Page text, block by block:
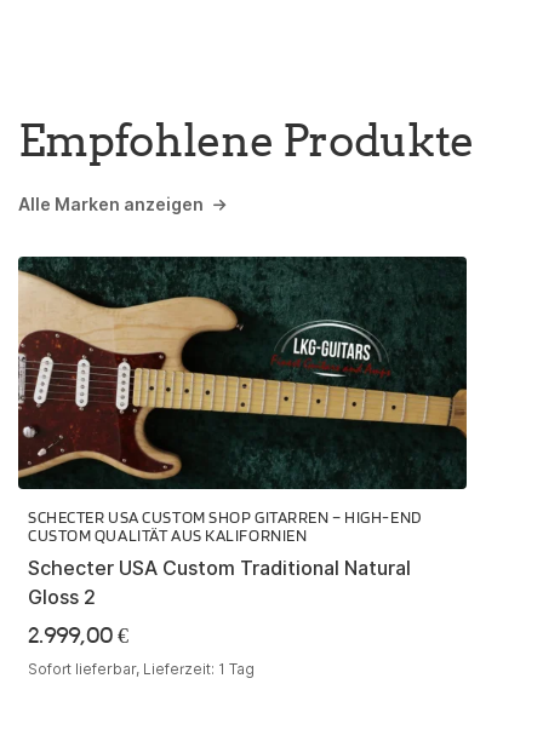
Empfohlene Produkte
Alle Marken anzeigen
SCHECTER USA CUSTOM SHOP GITARREN – HIGH-END
CUSTOM QUALITÄT AUS KALIFORNIEN
Schecter USA Custom Traditional Natural
Gloss 2
2.999,00€
Sofort lieferbar, Lieferzeit: 1 Tag